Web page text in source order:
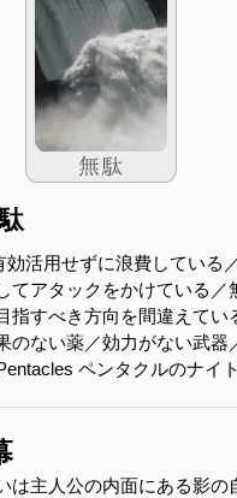
効活用せずに浪費している
てアタックをかけている／
指すべき方向を間違えてい
のない薬／効力がない武器
ペンタクルのナイ
は主人公の内面にある影の